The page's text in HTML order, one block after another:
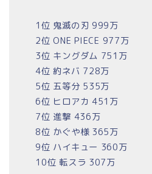
1位 鬼滅の刃 999万
2位 ONE PIECE 977万
3位 キングダム 751万
4位 約ネバ 728万
5位 五等分 535万
6位 ヒロアカ 451万
7位 進撃 436万
8位 かぐや様 365万
9位 ハイキュー 360万
10位 転スラ 307万